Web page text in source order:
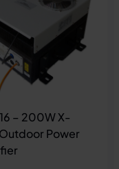
– 200W X-
Power